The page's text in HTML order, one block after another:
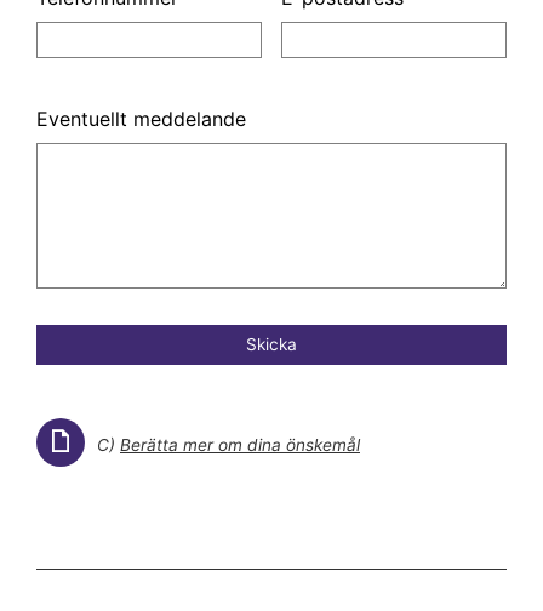
Eventuellt meddelande
Skicka
C) Berätta mer om dina önskemål